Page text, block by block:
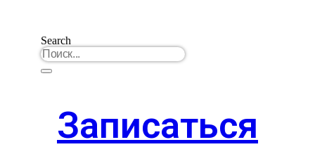
Search
Записаться